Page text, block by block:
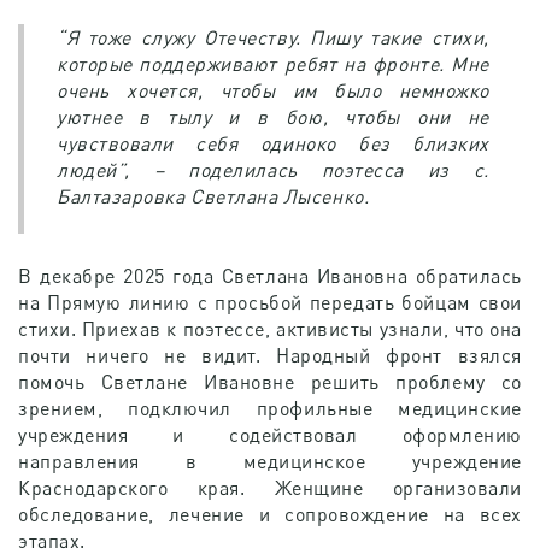
“Я тоже служу Отечеству. Пишу такие стихи,
которые поддерживают ребят на фронте. Мне
очень хочется, чтобы им было немножко
уютнее в тылу и в бою, чтобы они не
чувствовали себя одиноко без близких
людей”, – поделилась поэтесса из с.
Балтазаровка Светлана Лысенко.
В декабре 2025 года Светлана Ивановна обратилась
на Прямую линию с просьбой передать бойцам свои
стихи. Приехав к поэтессе, активисты узнали, что она
почти ничего не видит. Народный фронт взялся
помочь Светлане Ивановне решить проблему со
зрением, подключил профильные медицинские
учреждения и содействовал оформлению
направления в медицинское учреждение
Краснодарского края. Женщине организовали
обследование, лечение и сопровождение на всех
этапах.